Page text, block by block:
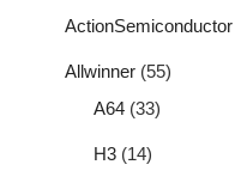
ActionSemiconductor
Allwinner (55)
A64 (33)
H3 (14)